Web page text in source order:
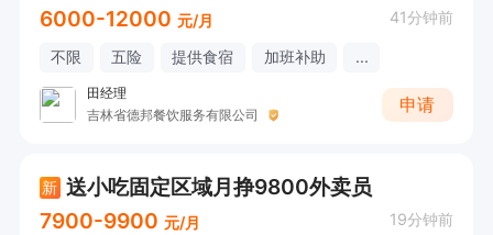
6000-12000 元/月 41分钟前
不限 五险 提供食宿 加班补助 ...
田经理
吉林省德邦餐饮服务有限公司
申请
新 送小吃固定区域月挣9800外卖员
7900-9900 元/月 19分钟前